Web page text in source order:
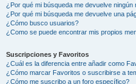
¿Por qué mi búsqueda me devuelve ningún
¿Por qué mi búsqueda me devuelve una
¿Cómo busco usuarios?
¿Como se puede encontrar mis propios
Suscripciones y Favoritos
¿Cuál es la diferencia entre añadir como
¿Cómo marcar Favoritos o suscribirse a
¿Cómo me suscribo a un foro específico?